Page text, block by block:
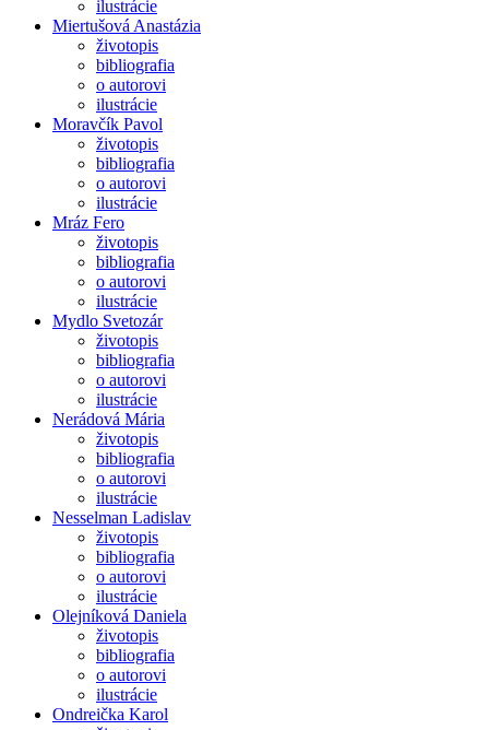
ilustrácie
Miertušová Anastázia
životopis
bibliografia
o autorovi
ilustrácie
Moravčík Pavol
životopis
bibliografia
o autorovi
ilustrácie
Mráz Fero
životopis
bibliografia
o autorovi
ilustrácie
Mydlo Svetozár
životopis
bibliografia
o autorovi
ilustrácie
Nerádová Mária
životopis
bibliografia
o autorovi
ilustrácie
Nesselman Ladislav
životopis
bibliografia
o autorovi
ilustrácie
Olejníková Daniela
životopis
bibliografia
o autorovi
ilustrácie
Ondreička Karol